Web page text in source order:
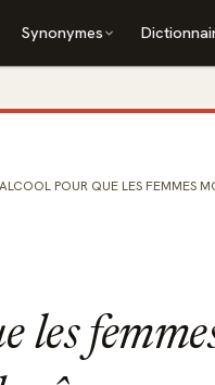
Synonymes
POUR QUE LES FEMMES
les